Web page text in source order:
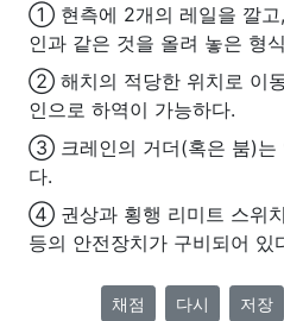
① 현측에 2개의 레일을 깔고
인과 같은 것을 올려 놓은 형
② 해치의 적당한 위치로 이
인으로 하역이 가능하다.
③ 크레인의 거더(혹은 붐)는
다.
④ 권상과 횡행 리미트 스위
등의 안전장치가 구비되어 있
채점 다시 저장